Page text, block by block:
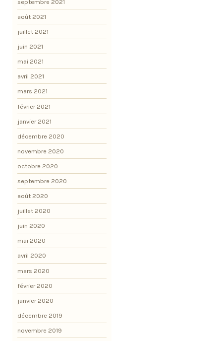
septembre 2021
août 2021
juillet 2021
juin 2021
mai 2021
avril 2021
mars 2021
février 2021
janvier 2021
décembre 2020
novembre 2020
octobre 2020
septembre 2020
août 2020
juillet 2020
juin 2020
mai 2020
avril 2020
mars 2020
février 2020
janvier 2020
décembre 2019
novembre 2019